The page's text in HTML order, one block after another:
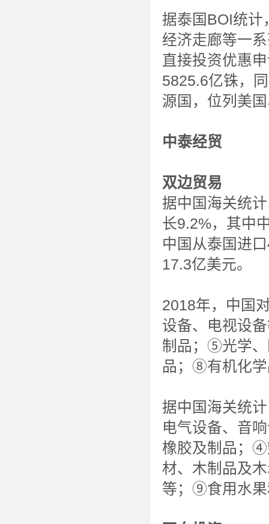
据泰国BOI统计
经济走廊等一
直接投资优惠
5825.6亿铢，
源国，位列美
中泰经贸
双边贸易
据中国海关统
长9.2%，其中
中国从泰国进
17.3亿美元。
2018年，中国
设备、电视设
制品；⑤光学
品；⑧有机化
据中国海关统
电气设备、音
橡胶及制品；
材、木制品及
等；⑨食用水